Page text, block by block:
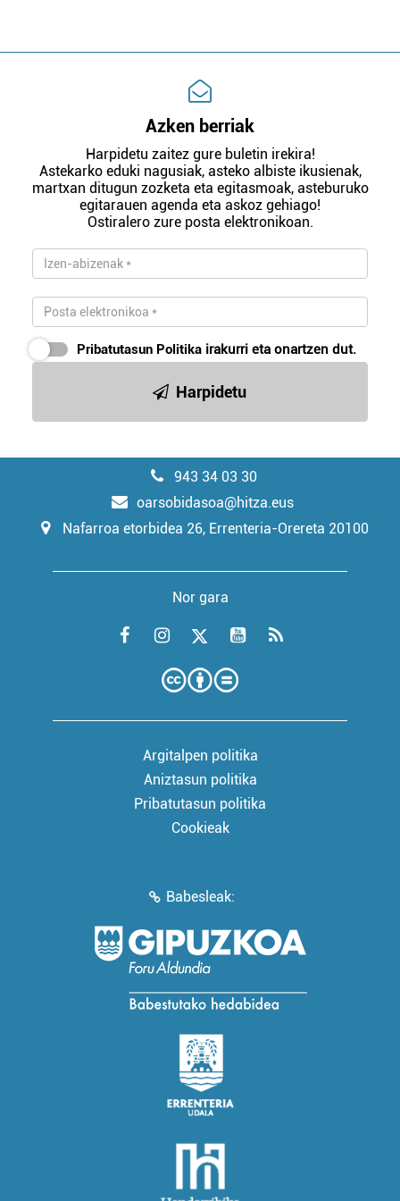
Azken berriak
Harpidetu zaitez gure buletin irekira!
Astekarko eduki nagusiak, asteko albiste ikusienak,
martxan ditugun zozketa eta egitasmoak, asteburuko
egitarauen agenda eta askoz gehiago!
Ostiralero zure posta elektronikoan.
Pribatutasun Politika irakurri eta onartzen dut.
Harpidetu
943 34 03 30
oarsobidasoa@hitza.eus
Nafarroa etorbidea 26, Errenteria-Orereta 20100
Nor gara
Argitalpen politika
Aniztasun politika
Pribatutasun politika
Cookieak
Babesleak: